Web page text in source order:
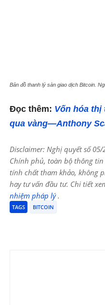
Bản đồ thanh lý sàn giao dịch Bitcoin.
Đọc thêm: Vốn hóa
qua vàng—Anthony
Disclaimer: Nghị quyết số
Chính phủ, toàn bộ thông
tính chất tham khảo, không
hay tư vấn đầu tư. Chi tiết
nhiệm pháp lý.
TAGS BITCOIN